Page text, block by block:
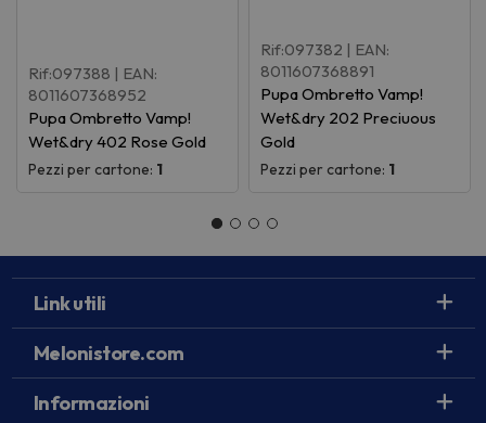
Rif:097388 | EAN:
8011607368952
Pupa Ombretto Vamp!
Wet&dry 402 Rose Gold
Pezzi per cartone: 1
Rif:097382 | EAN:
8011607368891
Pupa Ombretto Vamp!
Wet&dry 202 Preciuous
Gold
Pezzi per cartone: 1
Link utili
Melonistore.com
Informazioni